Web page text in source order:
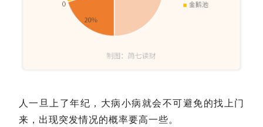
人一旦上了年纪，大病小病就会不可避免的找上门
来，出现突发情况的概率要高一些。